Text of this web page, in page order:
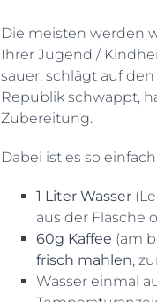
Die meisten werden
Ihrer Jugend /
sauer, schlägt auf
Republik schwappt,
Zubereitung.
Dabei ist es so
1 Liter Wasser
aus der Flasche
60g Kaffee (am
frisch mahlen,
Wasser einmal